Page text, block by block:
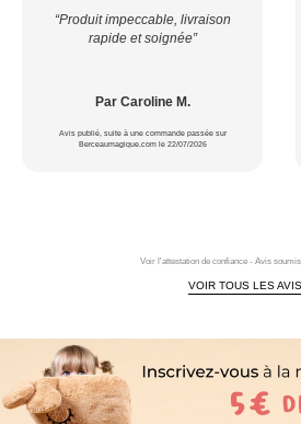
“Produit impeccable, livraison
rapide et soignée”
Par Caroline M.
Avis publié, suite à une commande passée sur
Berceaumagique.com le 22/07/2026
Voir l'attestation de confiance - Avis
VOIR TOUS LES AVIS